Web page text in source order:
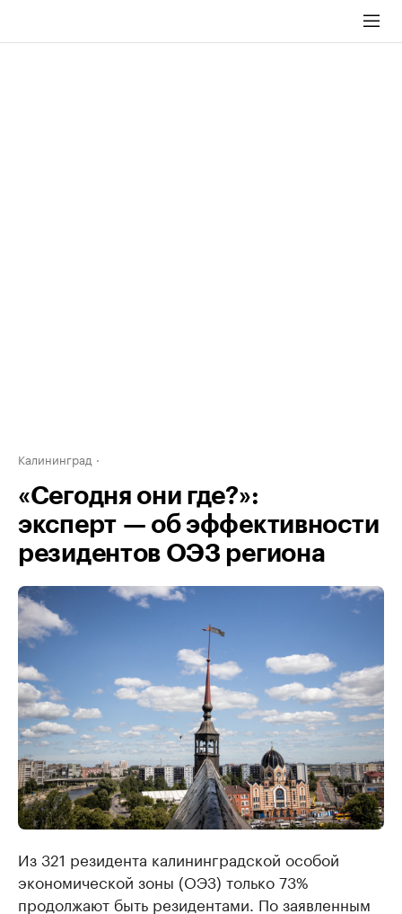
Калининград
«Сегодня они где?»:
эксперт — об эффективности
резидентов ОЭЗ региона
Из 321 резидента калининградской особой
экономической зоны (ОЭЗ) только 73%
продолжают быть резидентами. По заявленным